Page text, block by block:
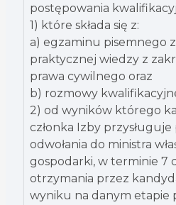
postępowania
1) które składa się z:
a) egzaminu pisemnego
praktycznej wiedzy z
prawa cywilnego oraz
b) rozmowy
2) od wyników którego
członka Izby
odwołania do ministra
gospodarki, w terminie 7
otrzymania przez
wyniku na danym etapie